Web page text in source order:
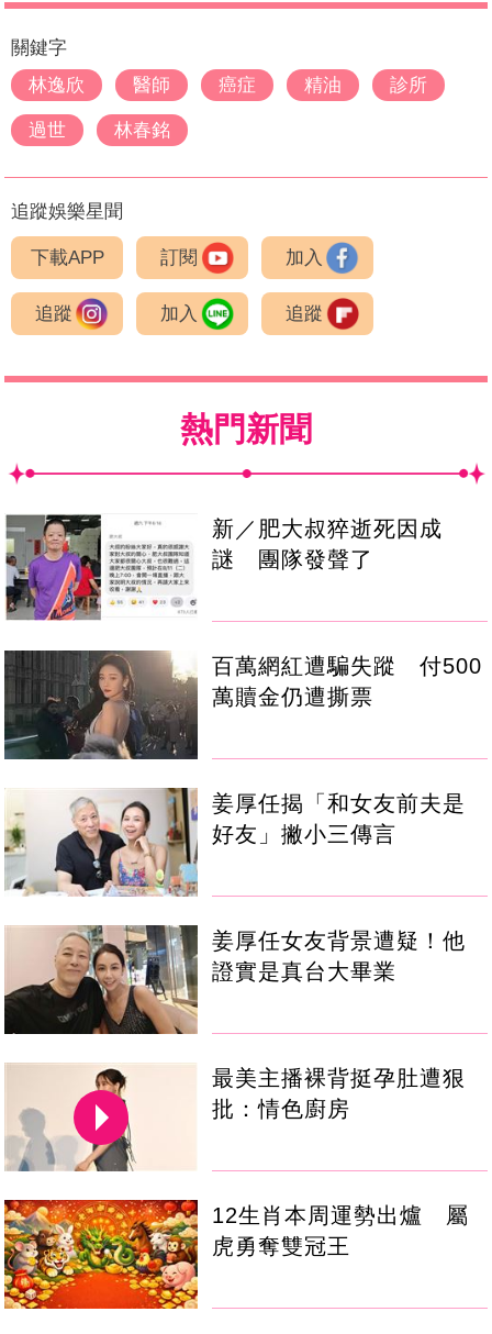
關鍵字
林逸欣
醫師 癌症 精油 診所
過世 林春銘
追蹤娛樂星聞
下載APP 訂閱 加入
追蹤 加入 追蹤
熱門新聞
新／肥大叔猝逝死因成
謎 團隊發聲了
百萬網紅遭騙失蹤 付500
萬贖金仍遭撕票
姜厚任揭「和女友前夫是
好友」撇小三傳言
姜厚任女友背景遭疑！他
證實是真台大畢業
最美主播裸背挺孕肚遭狠
批：情色廚房
12生肖本周運勢出爐 屬
虎勇奪雙冠王